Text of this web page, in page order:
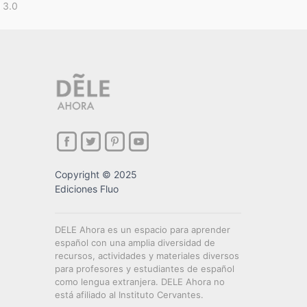
3.0
Copyright © 2025
Ediciones Fluo
DELE Ahora es un espacio para aprender
español con una amplia diversidad de
recursos, actividades y materiales diversos
para profesores y estudiantes de español
como lengua extranjera. DELE Ahora no
está afiliado al Instituto Cervantes.